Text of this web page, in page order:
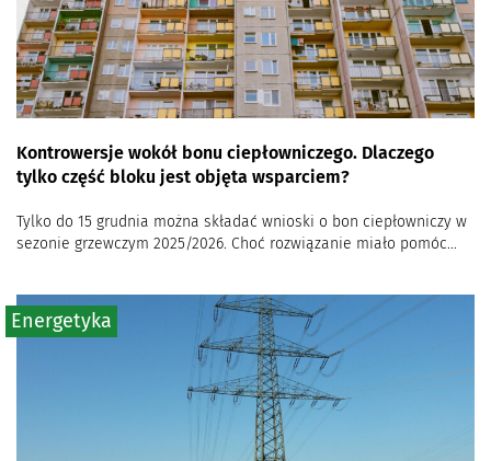
Kontrowersje wokół bonu ciepłowniczego. Dlaczego
tylko część bloku jest objęta wsparciem?
Tylko do 15 grudnia można składać wnioski o bon ciepłowniczy w
sezonie grzewczym 2025/2026. Choć rozwiązanie miało pomóc...
Energetyka